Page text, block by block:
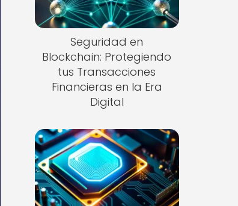
Seguridad en
Blockchain: Protegiendo
tus Transacciones
Financieras en la Era
Digital